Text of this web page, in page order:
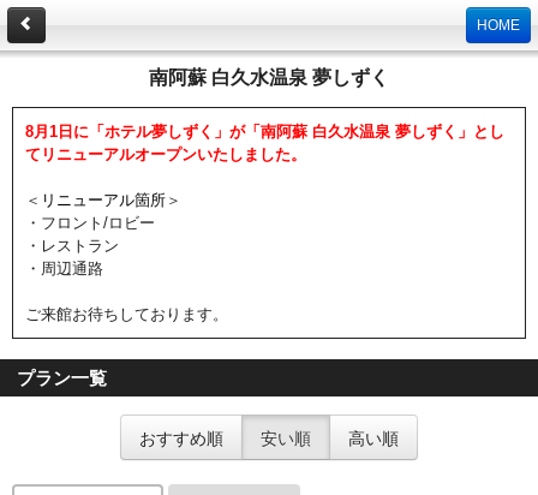
HOME
南阿蘇 白久水温泉 夢しずく
8月1日に「ホテル夢しずく」が「南阿蘇 白久水温泉 夢しずく」とし
てリニューアルオープンいたしました。
＜ リニューアル箇所 ＞
・フロント/ロビー
・レストラン
・周辺通路
ご来館お待ちしております。
プラン一覧
おすすめ順 安い順 高い順